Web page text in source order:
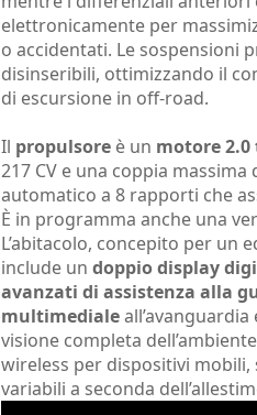
elettronicamente per
o accidentati. Le sospensioni
disinseribili, ottimizzando il
di escursione in off-road.
Il propulsore è un motore
217 CV e una coppia
automatico a 8 rapporti che
È in programma anche una
L’abitacolo, concepito per
include un doppio display
avanzati di assistenza alla
multimediale
visione completa
wireless per dispositivi
variabili a seconda